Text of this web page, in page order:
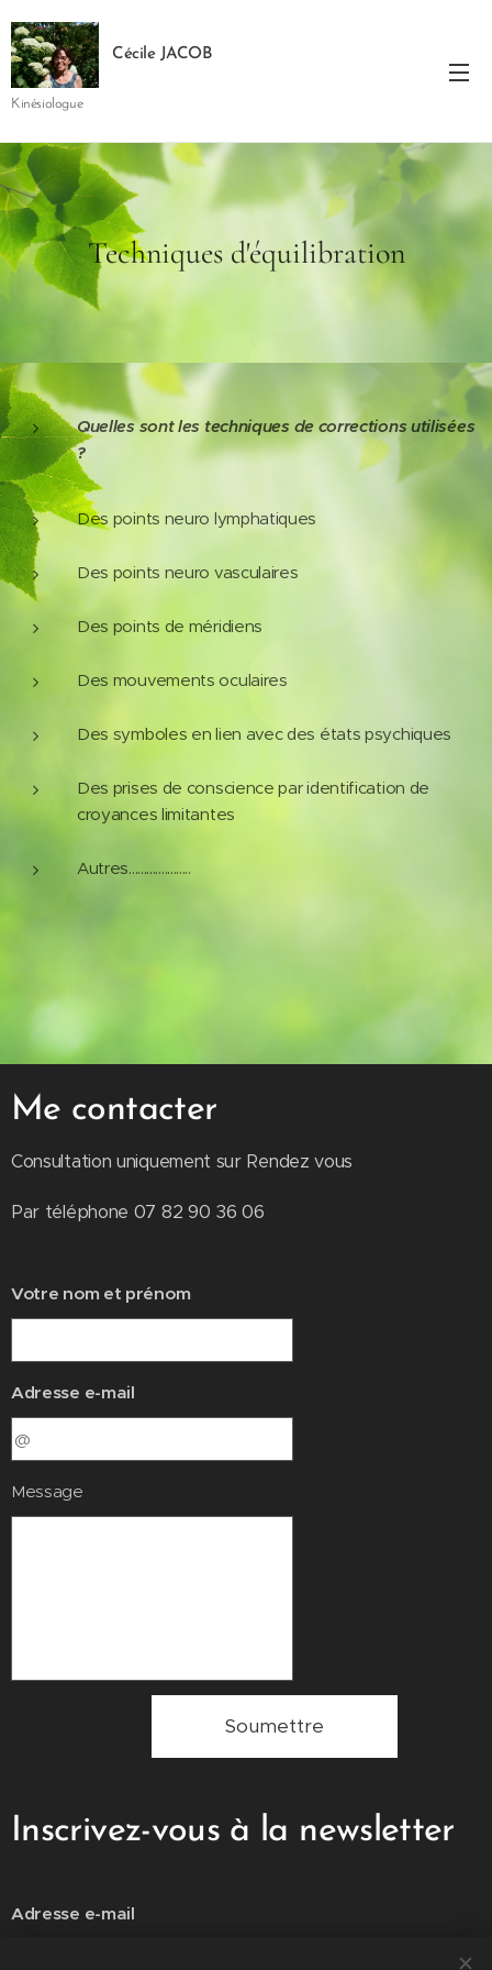
Cécile JACOB
Kinésiologue
Techniques d'équilibration
Quelles sontles techniques de corrections utilisées
?
Des points neuro lymphatiques
Des points neuro vasculaires
Des points de méridiens
Des mouvements oculaires
Des symboles en lien avec des états psychiques
Des prises de conscience par identification de
croyances limitantes
Autres.....................
Me contacter
Consultation uniquement sur Rendez vous
Par téléphone 07 82 90 36 06
Votre nom et prénom
Adresse e-mail
Message
Soumettre
Inscrivez-vous à la newsletter
Adresse e-mail